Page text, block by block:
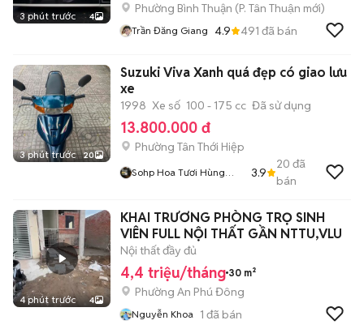
3 phút trước 4
Phường Bình Thuận (P. Tân Thuận mới)
Trần Đăng Giang 4.9 491 đã bán
3 phút trước 20
Suzuki Viva Xanh quá đẹp có giao lưu
xe
1998 Xe số 100 - 175 cc Đã sử dụng
13.800.000 đ
Phường Tân Thới Hiệp
Sohp Hoa Tươi Hùng
3.9
20 đã
bán
4 phút trước 4
KHAI TRƯƠNG PHÒNG TRỌ SINH
VIÊN FULL NỘI THẤT GẦN NTTU,VLU
Nội thất đầy đủ
4,4 triệu/tháng 30 m²
Phường An Phú Đông
Nguyễn Khoa 1 đã bán